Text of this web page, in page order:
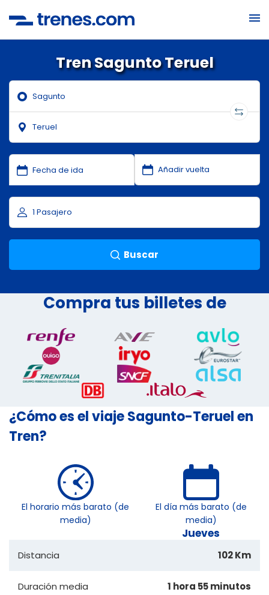
Tren Sagunto Teruel
Buscar
Compra tus billetes de
¿Cómo es el viaje Sagunto-Teruel en
Tren?
El horario más barato (de
media)
El día más barato (de
media)
Jueves
Distancia 102 Km
Duración media 1 hora 55 minutos